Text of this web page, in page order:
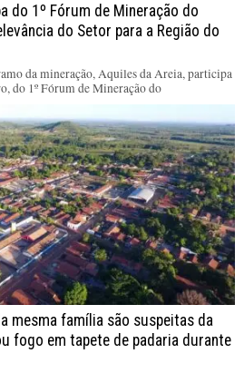
do 1º Fórum de Mineração do
do Setor para a Região do
da mineração, Aquiles da Areia, participa
do 1º Fórum de Mineração do
mesma família são suspeitas da
fogo em tapete de padaria durante